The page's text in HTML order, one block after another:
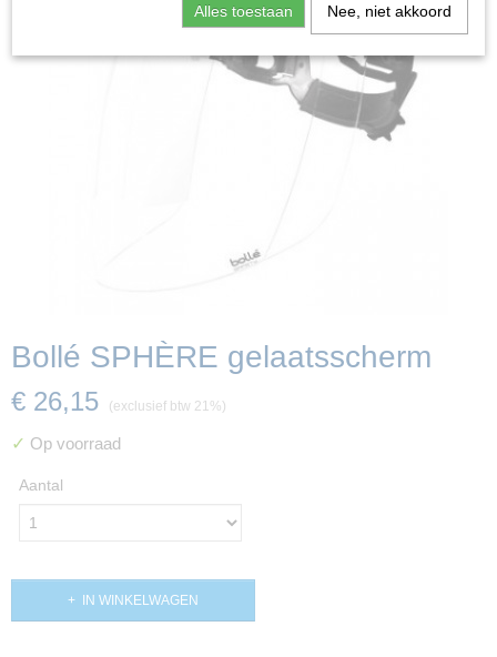
Bollé SPHÈRE gelaatsscherm
€ 26,15 (exclusief btw 21%)
✓ Op voorraad
Aantal
IN WINKELWAGEN
Alles toestaan Nee, niet akkoord